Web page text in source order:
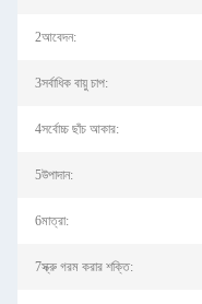
2আবেদন:
3সর্বাধিক বায়ু চাপ:
4সর্বোচ্চ ছাঁচ আকার:
5উপাদান:
6মাত্রা:
7স্ক্রু গরম করার শক্তি: